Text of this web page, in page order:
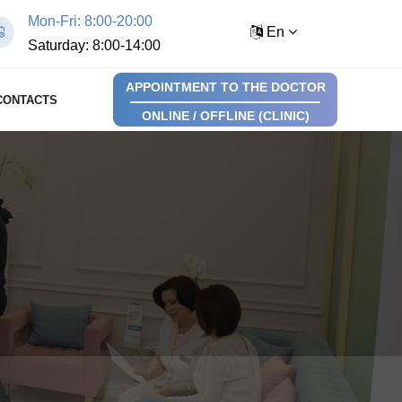
Mon-Fri: 8:00-20:00
Saturday: 8:00-14:00
En
APPOINTMENT TO THE DOCTOR
ONLINE / OFFLINE (CLINIC)